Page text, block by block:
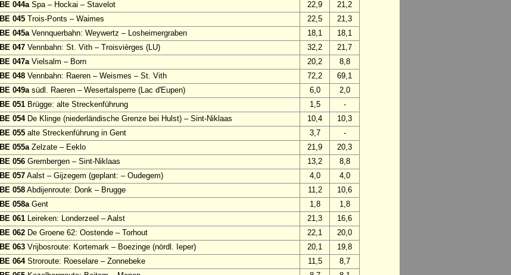
BE 044aSpa – Hockai – Stavelot 22,9
21,2
BE 045 Trois-Ponts – Waimes 22,5
21,3
BE 045aVennquerbahn: Weywertz – Losheimergraben 18,1
18,1
BE 047 Vennbahn: St. Vith – Troisvièrges (LU) 32,2
21,7
BE 047aVielsalm – Born 20,2
8,8
BE 048 Vennbahn: Raeren – Weismes – St. Vith 72,2
69,1
BE 049asüdl. Raeren – Wesertalsperre (Lac d'Eupen) 6,0
2,0
BE 051 Brügge: alte Streckenführung 1,5
-
BE 054De Klinge (niederländische Grenze bei Hulst) – Sint-Niklaas 10,4
10,3
BE 055 alte Streckenführung in Gent 3,7
-
BE 055aZelzate – Eeklo 21,9
20,3
BE 056 Grembergen – Sint-Niklaas 13,2
8,8
BE 057 Aalst – Gijzegem (geplant: – Oudegem) 4,0
4,0
BE 058 Abdijenroute: Donk – Brugge 11,2
10,6
BE 058aGent 1,8
1,8
BE 061 Leireken: Londerzeel – Aalst 21,3
16,6
BE 062 De Groene 62: Oostende – Torhout 22,1
20,0
BE 063 Vrijbosroute: Kortemark – Boezinge (nördl. Ieper) 20,1
19,8
BE 064Stroroute: Roeselare – Zonnebeke 11,5
8,7